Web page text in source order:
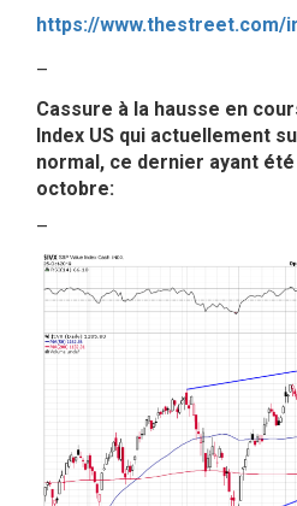
–
Cassure à la hausse en
Index US qui actuellement
normal, ce dernier ayant
octobre:
–